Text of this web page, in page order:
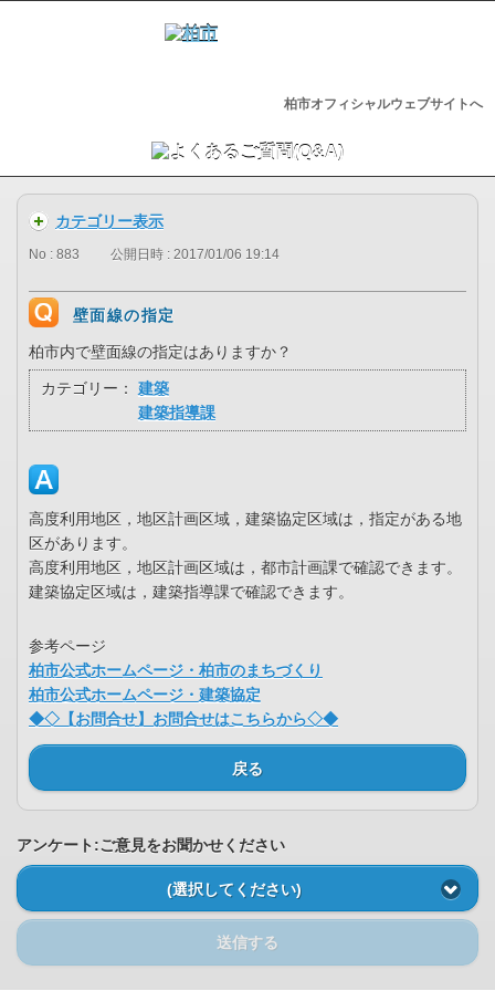
柏市オフィシャルウェブサイトへ
カテゴリー表示
No : 883 公開日時 : 2017/01/06 19:14
壁面線の指定
柏市内で壁面線の指定はありますか？
カテゴリー：
建築
建築指導課
高度利用地区，地区計画区域，建築協定区域は，指定がある地
区があります。
高度利用地区，地区計画区域は，都市計画課で確認できます。
建築協定区域は，建築指導課で確認できます。
参考ページ
柏市公式ホームページ・柏市のまちづくり
柏市公式ホームページ・建築協定
◆◇【お問合せ】お問合せはこちらから◇◆
戻る
アンケート:ご意見をお聞かせください
(選択してください)
送信する